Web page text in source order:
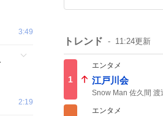
3:49
2:19
トレンド 11:24更新
1
エンタメ
江戸川会
Snow Man 佐久間 渡
エンタメ